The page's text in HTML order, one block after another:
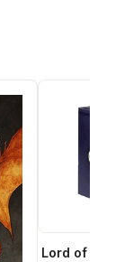
Lord of the